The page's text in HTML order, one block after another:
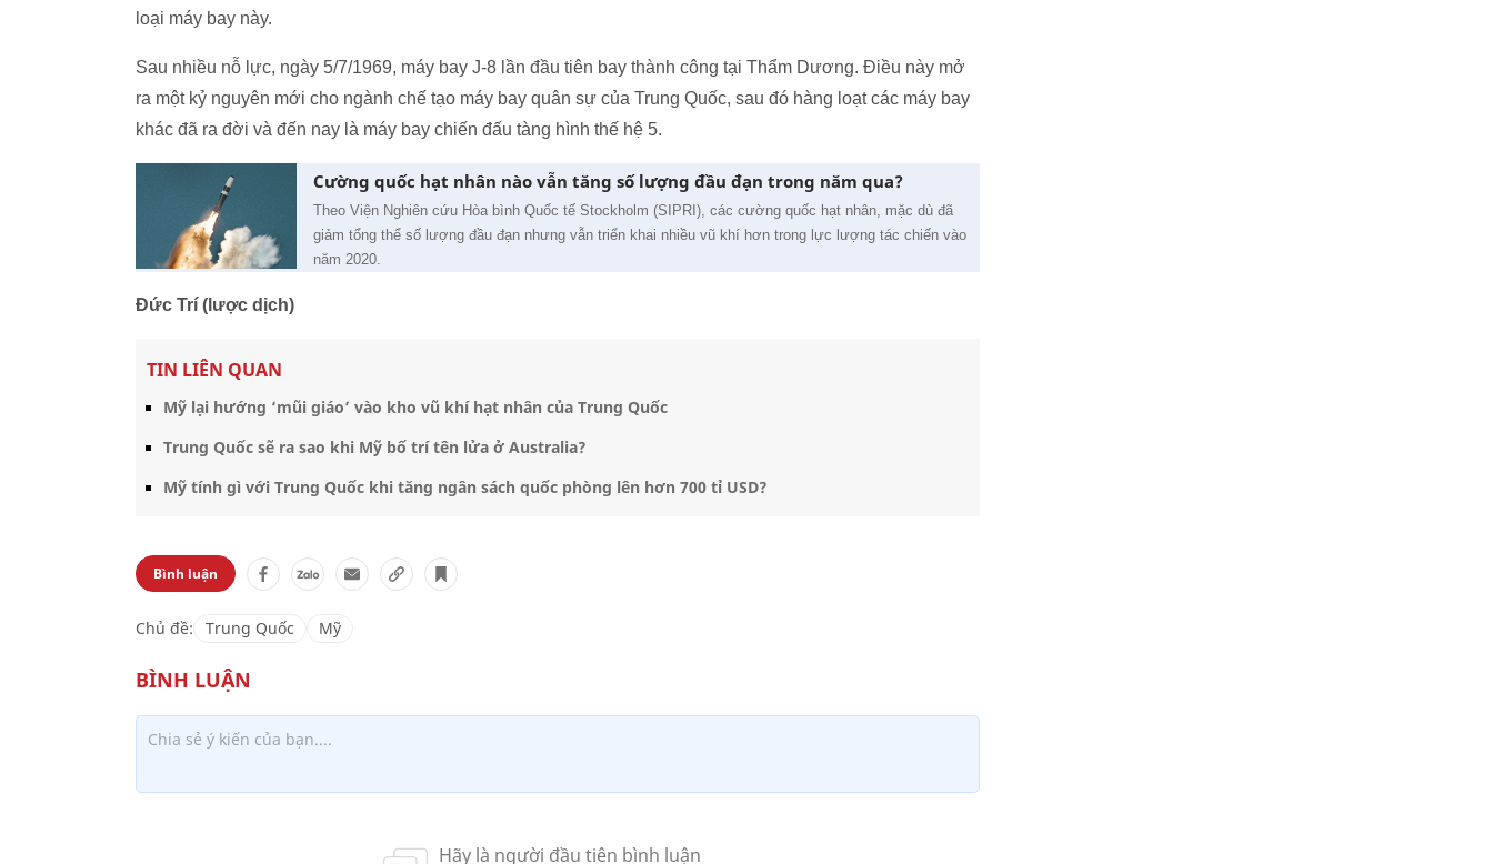
loại máy bay này.
Sau nhiều nỗ lực, ngày 5/7/1969, máy bay J-8 lần đầu tiên bay thành công tại Thẩm Dương. Điều này mở
ra một kỷ nguyên mới cho ngành chế tạo máy bay quân sự của Trung Quốc, sau đó hàng loạt các máy bay
khác đã ra đời và đến nay là máy bay chiến đấu tàng hình thế hệ 5.
Cường quốc hạt nhân nào vẫn tăng số lượng đầu đạn trong năm qua?
Theo Viện Nghiên cứu Hòa bình Quốc tế Stockholm (SIPRI), các cường quốc hạt nhân, mặc dù đã
giảm tổng thể số lượng đầu đạn nhưng vẫn triển khai nhiều vũ khí hơn trong lực lượng tác chiến vào
năm 2020.
Đức Trí (lược dịch)
TIN LIÊN QUAN
Mỹ lại hướng ‘mũi giáo’ vào kho vũ khí hạt nhân của Trung Quốc
Trung Quốc sẽ ra sao khi Mỹ bố trí tên lửa ở Australia?
Mỹ tính gì với Trung Quốc khi tăng ngân sách quốc phòng lên hơn 700 tỉ USD?
Bình luận
Chủ đề: Trung Quốc Mỹ